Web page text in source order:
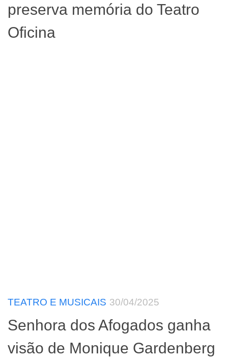
preserva memória do Teatro
Oficina
TEATRO E MUSICAIS 30/04/2025
Senhora dos Afogados ganha
visão de Monique Gardenberg